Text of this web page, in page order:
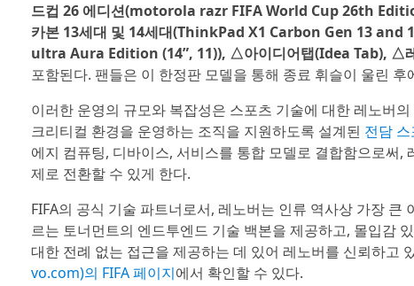
드컵 26 에디션(motorola razr FIFA World Cup 26th
카본 13세대 및 14세대(ThinkPad X1 Carbon Gen 13 and
ultra Aura Edition (14”, 11)), △아이디어탭(Idea Tab), △
포함된다. 팬들은 이 한정판 모델을 통해 종료 휘슬이 울린
이러한 운영의 규모와 복잡성은 스포츠 기술에 대한 레노버
크리티컬 환경을 운영하는 조직을 지원하도록 설계된 전담
에지 컴퓨팅, 디바이스, 서비스를 통합 모델로 결합함으로써
제로 전환할 수 있게 한다.
FIFA의 공식 기술 파트너로서, 레노버는 인류 역사상 가장
르는 토너먼트의 엔드투엔드 기술 백본을 제공하고, 몰입감
대한 전례 없는 접근을 제공하는 데 있어 레노버를 신뢰하고
vo.com)의 FIFA 페이지에서 확인할 수 있다.